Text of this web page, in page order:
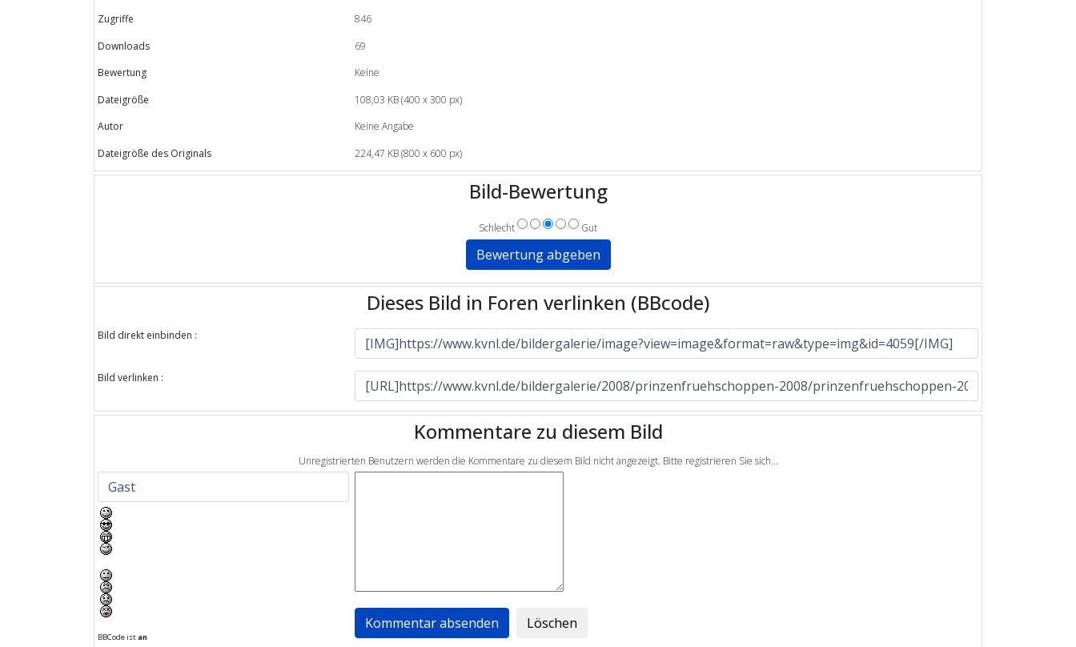
Zugriffe
846
Downloads
69
Bewertung
Keine
Dateigröße
108,03 KB (400 x 300 px)
Autor
Keine Angabe
Dateigröße des Originals
224,47 KB (800 x 600 px)
Bild-Bewertung
Schlecht Gut
Dieses Bild in Foren verlinken (BBcode)
Bild direkt einbinden :
Bild verlinken :
Kommentare zu diesem Bild
Unregistrierten Benutzern werden die Kommentare zu diesem Bild nicht angezeigt. Bitte registrieren Sie sich...
BBCode istan